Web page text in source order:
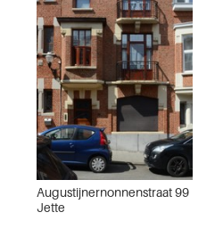
Augustijnernonnenstraat 99
Jette